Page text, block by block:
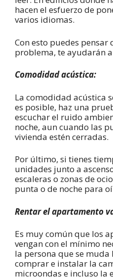
hacen el esfuerzo de
varios idiomas.
Con esto puedes pensar
problema, te ayudarán
Comodidad acústica:
La comodidad acústica
es posible, haz una
escuchar el ruido
noche, aun cuando las
vivienda estén cerradas.
Por último, si tienes
unidades junto a
escaleras o zonas de
punta o de noche para
Rentar el apartamento
Es muy común que los
vengan con el mínimo
la persona que se muda
comprar e instalar la
microondas e incluso la